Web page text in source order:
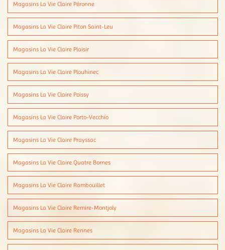
Magasins La Vie Claire Péronne
Magasins La Vie Claire Piton Saint-Leu
Magasins La Vie Claire Plaisir
Magasins La Vie Claire Plouhinec
Magasins La Vie Claire Poissy
Magasins La Vie Claire Porto-Vecchio
Magasins La Vie Claire Prayssac
Magasins La Vie Claire Quatre Bornes
Magasins La Vie Claire Rambouillet
Magasins La Vie Claire Remire-Montjoly
Magasins La Vie Claire Rennes